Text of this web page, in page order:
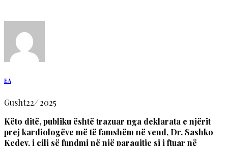
EA
Gusht22/2025
Këto ditë, publiku është trazuar nga deklarata e njërit
prej kardiologëve më të famshëm në vend, Dr. Sashko
Kedev, i cili së fundmi në një paraqitje si i ftuar në